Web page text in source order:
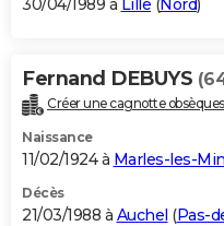
30/04/1989 à Lille (Nord)
Fernand DEBUYS
Créer une cagnotte obsèques
Naissance
11/02/1924 à Marles-les-
Décès
21/03/1988 à Auchel (Pas-